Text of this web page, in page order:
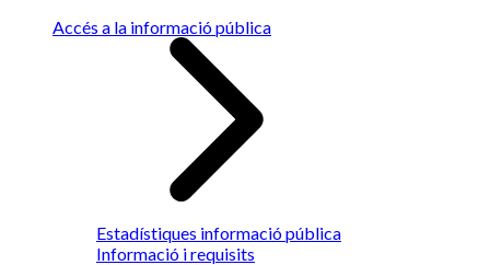
Accés a la informació pública
Estadístiques informació pública
Informació i requisits